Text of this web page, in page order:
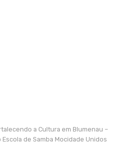
a Cultura em Blumenau –
de Samba Mocidade Unidos